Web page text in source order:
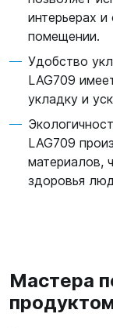
интерьерах
помещении.
Удобство
LAG709
укладку и
LAG709
материалов,
здоровья
Мастера